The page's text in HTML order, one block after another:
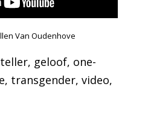
Van Oudenhove
, geloof, one-
, transgender, video